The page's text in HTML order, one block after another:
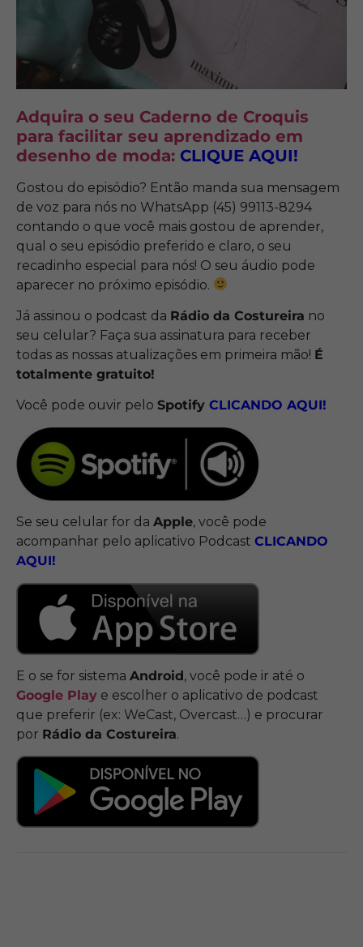
Adquira o seu Caderno de Croquis
para facilitar seu aprendizado em
desenho de moda: CLIQUE AQUI!
Gostou do episódio? Então manda sua mensagem
de voz para nós no WhatsApp (45) 99113-8294
contando o que você mais gostou de aprender,
qual o seu episódio preferido e claro, o seu
recadinho especial para nós! O seu áudio pode
aparecer no próximo episódio.
Já assinou o podcast da Rádio da Costureira no
seu celular? Faça sua assinatura para receber
todas as nossas atualizações em primeira mão! É
totalmente gratuito!
Você pode ouvir pelo Spotify CLICANDO AQUI!
Se seu celular for da Apple, você pode
acompanhar pelo aplicativo Podcast CLICANDO
AQUI!
E o se for sistema Android, você pode ir até o
Google Play e escolher o aplicativo de podcast
que preferir (ex: WeCast, Overcast…) e procurar
por Rádio da Costureira.